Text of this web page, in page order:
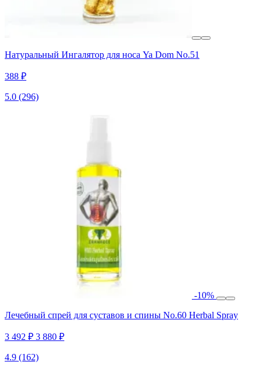
Натуральный Ингалятор для носа Ya Dom No.51
388 ₽
5.0 (296)
-10%
Лечебный спрей для суставов и спины No.60 Herbal Spray
3 492 ₽ 3 880 ₽
4.9 (162)